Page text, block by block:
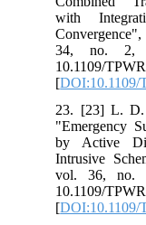
with
34, no. 2,
10.1109/
[
23. [23] L.
"Emergency
by Active
Intrusive
vol. 36,
10.1109/
[